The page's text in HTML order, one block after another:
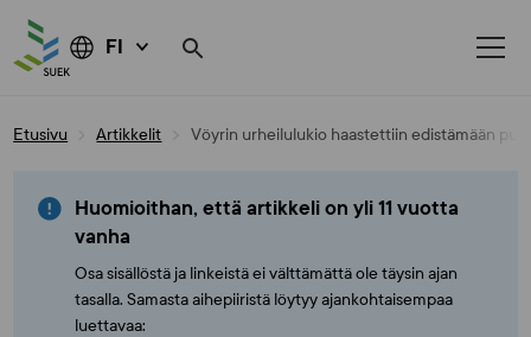
FI
Etusivu Artikkelit Vöyrin urheilulukio haastettiin edistämään
Huomioithan, että artikkeli on yli 11 vuotta
vanha
Osa sisällöstä ja linkeistä ei välttämättä ole täysin ajan
tasalla. Samasta aihepiiristä löytyy ajankohtaisempaa
luettavaa: